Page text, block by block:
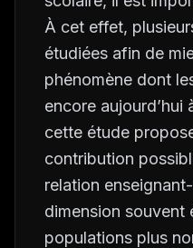
À cet effet,
étudiées afin de
phénomène dont
encore aujourd’hui
cette étude
contribution
relation
dimension souvent
populations plus